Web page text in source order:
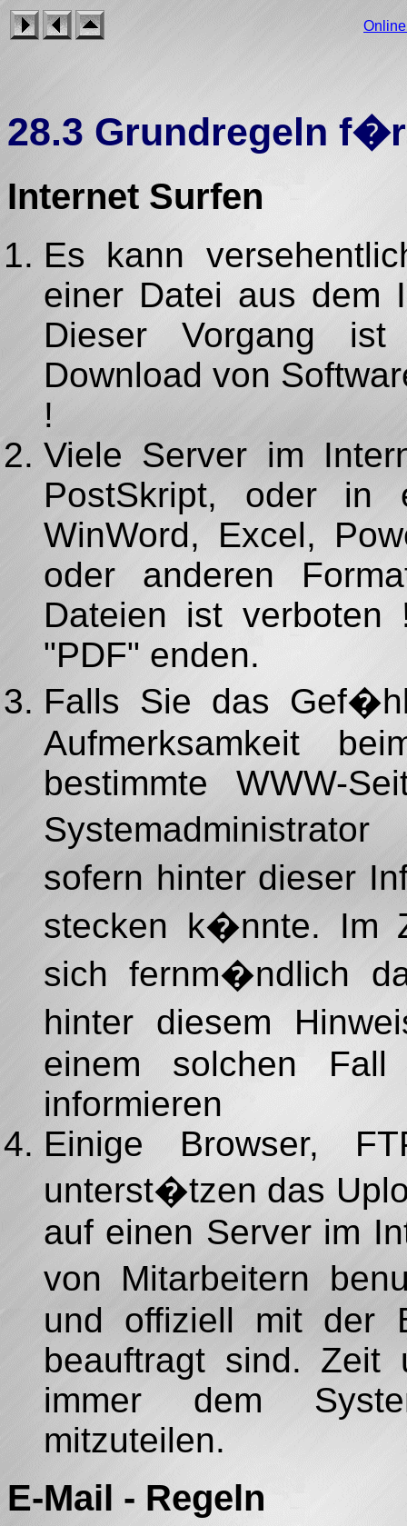
28.3 Grundregeln
Internet Surfen
Es kann
einer Datei aus dem
Dieser Vorgang
Download von
!
Viele Server im
PostSkript, oder in
WinWord, Excel,
oder anderen
Dateien ist verboten
"PDF" enden.
Falls Sie das
Aufmerksamkeit
bestimmte WWW-
sofern hinter dieser
stecken k�nnte. Im
sich fernm�ndlich
hinter diesem
einem solchen Fall
informieren
Einige Browser,
unterst�tzen das
auf einen Server im
von Mitarbeitern
und offiziell mit der
beauftragt sind. Zeit
immer dem
mitzuteilen.
E-Mail - Regeln